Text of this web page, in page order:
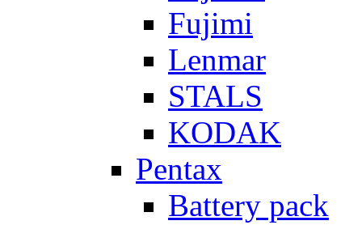
Fujimi
Lenmar
STALS
KODAK
Pentax
Battery pack